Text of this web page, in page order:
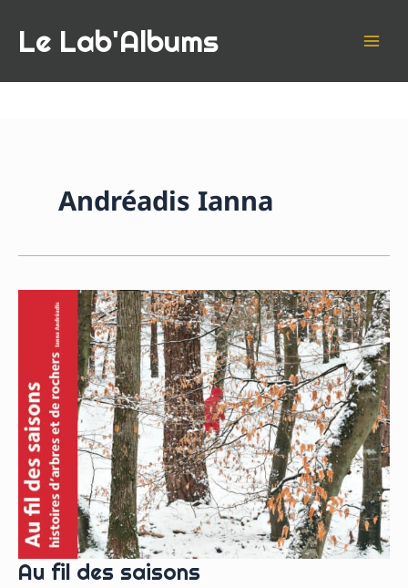
contenu
Le Lab'Albums
Andréadis Ianna
Au fil des saisons